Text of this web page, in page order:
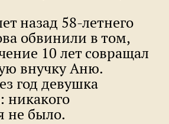
назад 58-летнего
обвинили в том,
10 лет совращал
внучку Аню.
год девушка
никакого
не было.